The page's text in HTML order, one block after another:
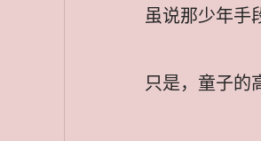
虽说那少年手
只是，童子的